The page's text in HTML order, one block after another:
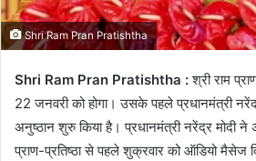
Shri Ram Pran Pratishtha
Shri Ram Pran Pratishtha :श्री राम
22 जनवरी को होगा। उसके पहले प्रधानमंत्री
अनुष्ठान शुरु किया है। प्रधानमंत्री नरेंद्र मोदी ने
प्राण-प्रतिष्ठा से पहले शुक्रवार को ऑडियो मैसेज